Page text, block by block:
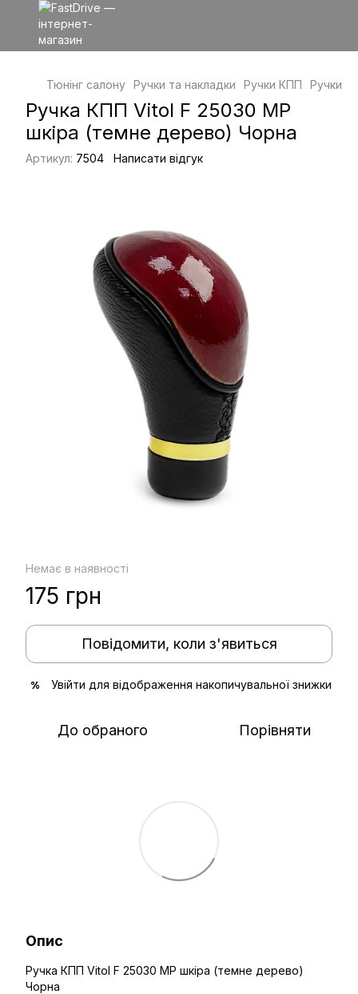
Тюнінг салону Ручки та накладки Ручки КПП Ручки
Ручка КПП Vitol F 25030 MP
шкіра (темне дерево) Чорна
Артикул: 7504 Написати відгук
Немає в наявності
175 грн
Повідомити, коли з'явиться
% Увійти для відображення накопичувальної знижки
До обраного Порівняти
Опис
Ручка КПП Vitol F 25030 MP шкіра (темне дерево)
Чорна